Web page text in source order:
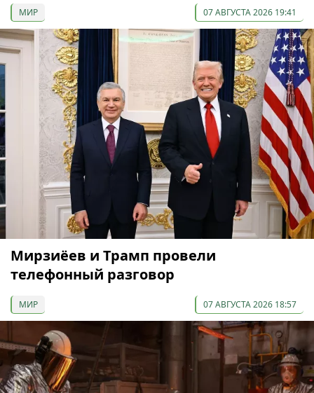
МИР 07 АВГУСТА 2026 19:41
Мирзиёев и Трамп провели
телефонный разговор
МИР 07 АВГУСТА 2026 18:57